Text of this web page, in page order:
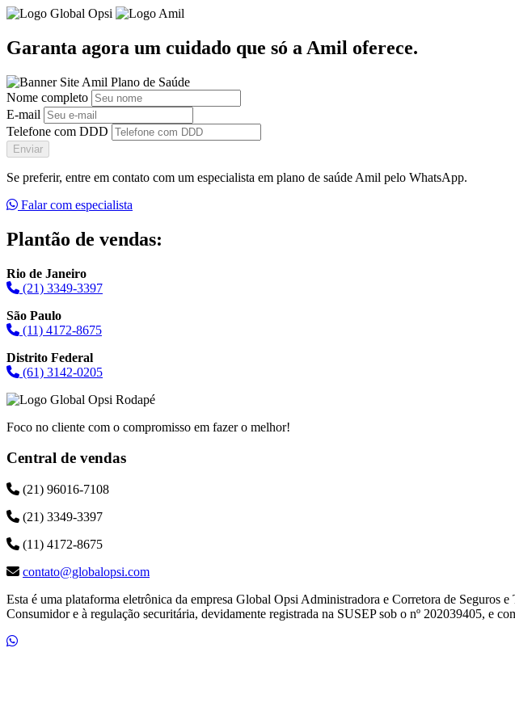
Garanta agora um cuidado que só a Amil oferece.
Nome completo
E-mail
Telefone com DDD
Enviar
Se preferir, entre em contato com um especialista em plano de saúde Amil pelo WhatsApp.
Falar com especialista
Plantão de vendas:
Rio de Janeiro
(21) 3349-3397
São Paulo
(11) 4172-8675
Distrito Federal
(61) 3142-0205
Foco no cliente com o compromisso em fazer o melhor!
Central de vendas
(21) 96016-7108
(21) 3349-3397
(11) 4172-8675
contato@globalopsi.com
Esta é uma plataforma eletrônica da empresa Global Opsi Administradora e Corretora de
Consumidor e à regulação securitária, devidamente registrada na SUSEP sob o nº 202039405, e